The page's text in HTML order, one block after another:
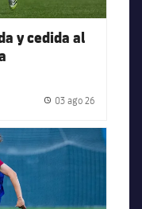
y cedida al
Fecha de
03 ago 26